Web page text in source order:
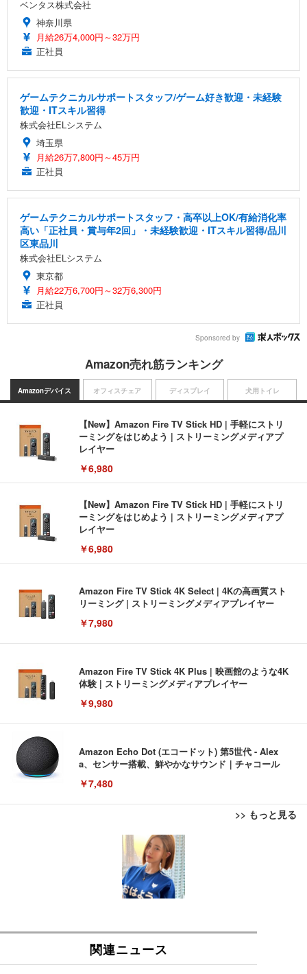
ベンタス株式会社
神奈川県
月給26万4,000円～32万円
正社員
ゲームテクニカルサポートスタッフ/ゲーム好き歓迎・未経験
歓迎・ITスキル習得
株式会社ELシステム
埼玉県
月給26万7,800円～45万円
正社員
ゲームテクニカルサポートスタッフ・高卒以上OK/有給消化率
高い「正社員・賞与年2回」・未経験歓迎・ITスキル習得/品川
区東品川
株式会社ELシステム
東京都
月給22万6,700円～32万6,300円
正社員
Sponsored by
Amazon売れ筋ランキング
Amazonデバイス
【New】Amazon Fire TV Stick HD | 手軽にストリ
ーミングをはじめよう | ストリーミングメディアプ
レイヤー
￥6,980
【New】Amazon Fire TV Stick HD | 手軽にストリ
ーミングをはじめよう | ストリーミングメディアプ
レイヤー
￥6,980
Amazon Fire TV Stick 4K Select | 4Kの高画質スト
リーミング | ストリーミングメディアプレイヤー
￥7,980
Amazon Fire TV Stick 4K Plus | 映画館のような4K
体験 | ストリーミングメディアプレイヤー
￥9,980
Amazon Echo Dot (エコードット) 第5世代 - Alex
a、センサー搭載、鮮やかなサウンド｜チャコール
￥7,480
>> もっと見る
オフィスチェア
[EdoErgo] オフィスチェア 椅子 テレワーク 疲れな
い 跳ね上げ式アームレスト コンパクト 約105度ロッ
キング pc 事務椅子 360度回転 座面昇降 強化ナイロ
ン樹脂ベース 通気性メッシュ 在宅ワーク H-WY01
(黒網+黒枠+黒足)
SIHOO B100 オフィスチェア／デスクチェア メッシ
ュチェア 人間工学 疲れない ブラック
￥27,999
ディスプレイ
EIZO ビジネス向けプレミアムモニター | FlexScan
EV3240X-WT | 31.5型4K UHD・USB Type-C・ホワ
￥105,595
EV2740X-WT | 27.0型4K UHD・USB Type-C・ホワ
イト
￥109,572
犬用トイレ
Amazonベーシック ペットシーツ 薄型 レギュラー 1
回使い捨て 無香料 ホワイト 300枚
Amazonベーシック ペットシーツ 厚型 ワイド 42枚
x2袋(84枚) ホワイト(吸収面:ライトブルー)
￥3,234